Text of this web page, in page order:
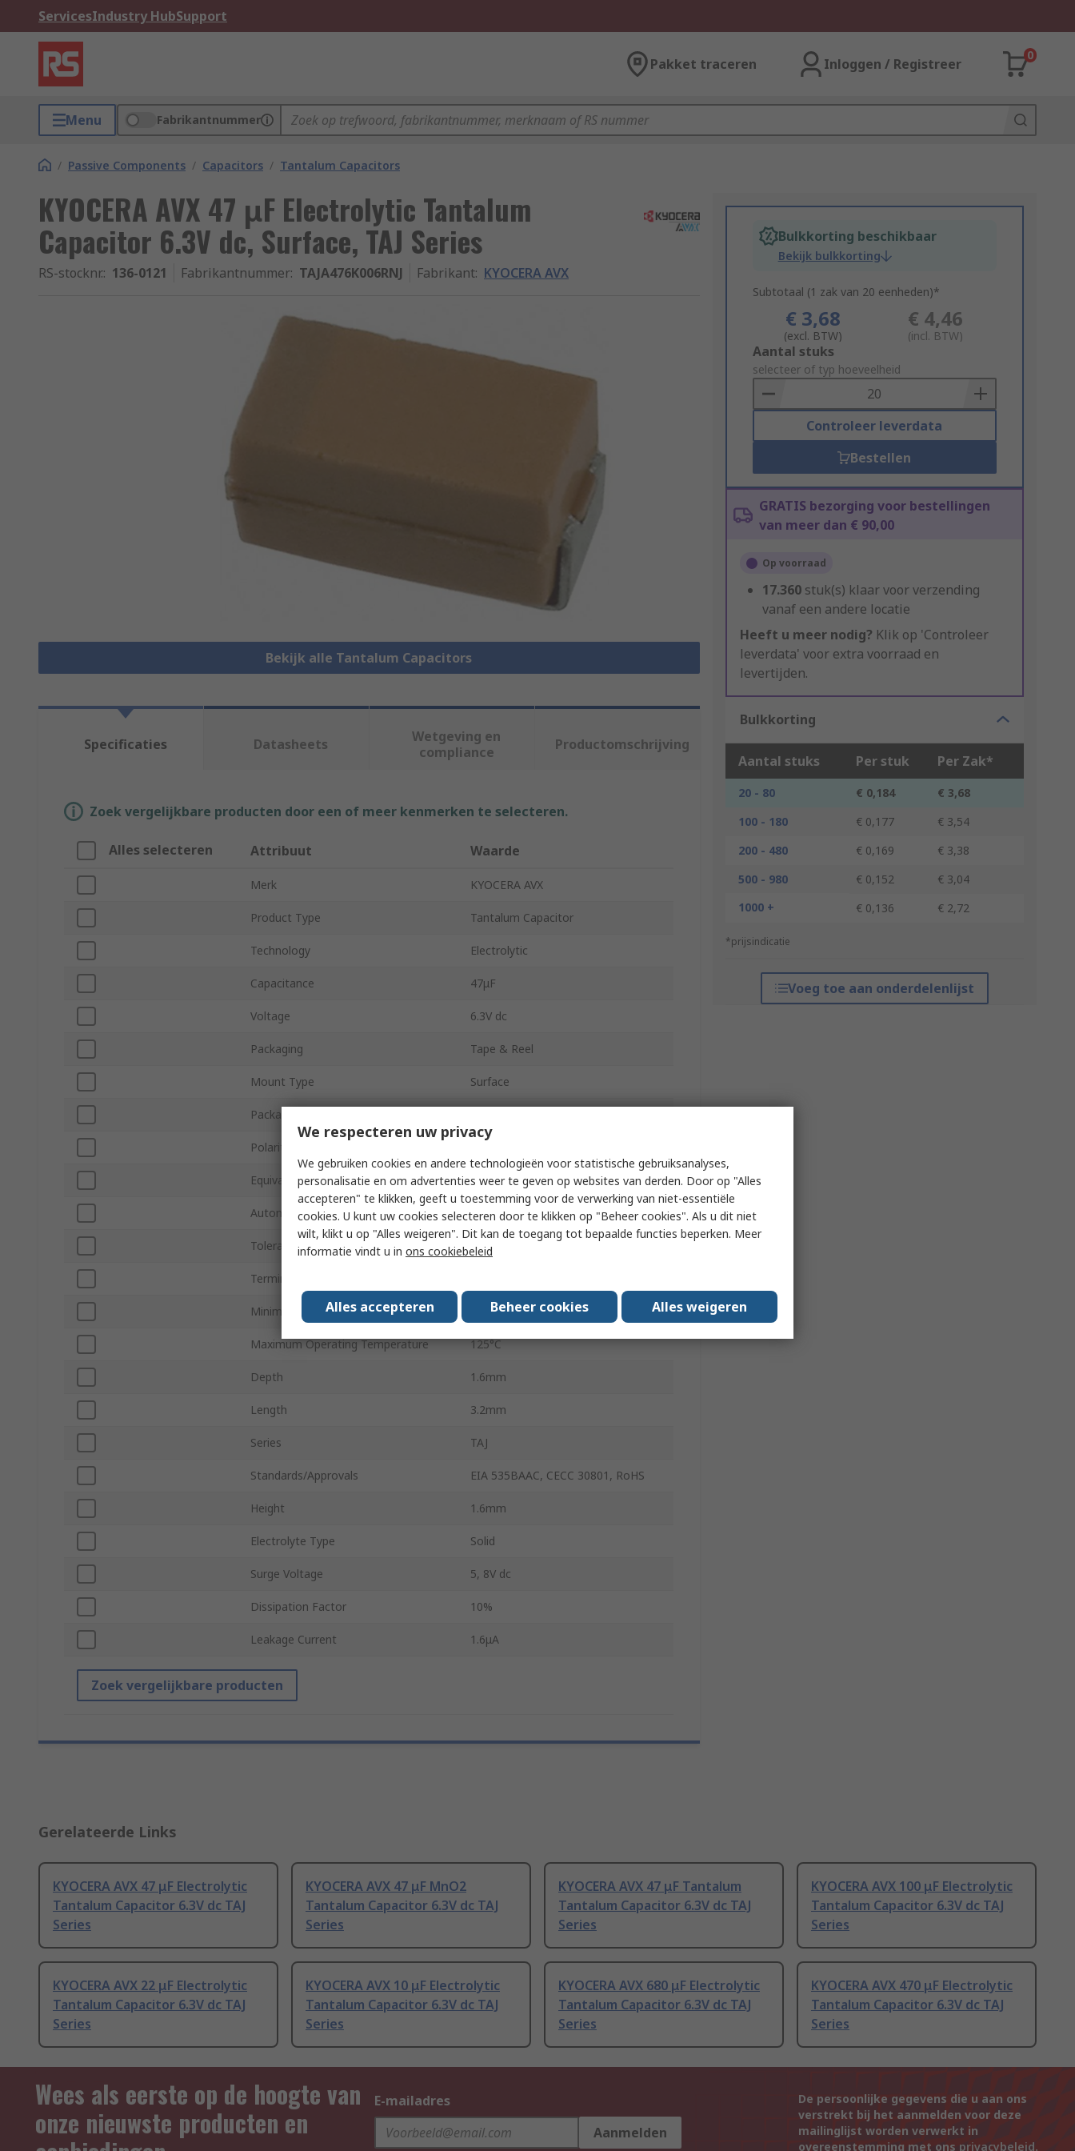
ServicesIndustry HubSupport
Pakket traceren Inloggen / Registreer
0
Menu Fabrikantnummer
/ Passive Components / Capacitors / Tantalum Capacitors
KYOCERA AVX 47 μF Electrolytic Tantalum
Capacitor 6.3V dc, Surface, TAJ Series
RS-stocknr.: 136-0121 Fabrikantnummer: TAJA476K006RNJ Fabrikant: KYOCERA AVX
Bekijk alle Tantalum Capacitors
Bulkkorting beschikbaar
Bekijk bulkkorting
Subtotaal (1 zak van 20 eenheden)*
€ 3,68
(excl. BTW)
€ 4,46
(incl. BTW)
Add
to
Basket
Aantal stuks
selecteer of typ hoeveelheid
Controleer leverdata
Bestellen
GRATIS bezorging voor bestellingen
van meer dan € 90,00
Op voorraad
17.360 stuk(s) klaar voor verzending
vanaf een andere locatie
Heeft u meer nodig? Klik op 'Controleer
leverdata' voor extra voorraad en
levertijden.
Bulkkorting
Aantal stuks Per stuk Per Zak*
20 - 80 € 0,184
€ 3,68
100 - 180
€ 0,177
€ 3,54
200 - 480
€ 0,169
€ 3,38
500 - 980
€ 0,152
€ 3,04
1000 +
€ 0,136 € 2,72
*prijsindicatie
Voeg toe aan onderdelenlijst
Specificaties Datasheets
Wetgeving en
compliance
Productomschrijving
Zoek vergelijkbare producten door een of meer kenmerken te selecteren.
Alles selecteren Attribuut Waarde
Merk KYOCERA AVX
Product Type Tantalum Capacitor
Technology Electrolytic
Capacitance 47μF
Voltage 6.3V dc
Packaging Tape & Reel
Mount Type Surface
Package/Case
Polarity
Equivalent Series Resistance ESR 2.8Ω
Automotive Standard AEC-Q200
Tolerance ± -10%
Terminal Type
Minimum Operating Temperature -55°C
Maximum Operating Temperature 125°C
Depth 1.6mm
Length 3.2mm
Series TAJ
Standards/Approvals EIA 535BAAC, CECC 30801, RoHS
Height 1.6mm
Electrolyte Type Solid
Surge Voltage 5, 8V dc
Dissipation Factor 10%
Leakage Current 1.6μA
Zoek vergelijkbare producten
Gerelateerde Links
KYOCERA AVX 47 μF Electrolytic
Tantalum Capacitor 6.3V dc TAJ
Series
KYOCERA AVX 47 μF MnO2
Tantalum Capacitor 6.3V dc TAJ
Series
KYOCERA AVX 47 μF Tantalum
Tantalum Capacitor 6.3V dc TAJ
Series
KYOCERA AVX 100 μF Electrolytic
Tantalum Capacitor 6.3V dc TAJ
Series
KYOCERA AVX 22 μF Electrolytic
Tantalum Capacitor 6.3V dc TAJ
Series
KYOCERA AVX 10 μF Electrolytic
Tantalum Capacitor 6.3V dc TAJ
Series
KYOCERA AVX 680 μF Electrolytic
Tantalum Capacitor 6.3V dc TAJ
Series
KYOCERA AVX 470 μF Electrolytic
Tantalum Capacitor 6.3V dc TAJ
Series
Wees als eerste op de hoogte van
onze nieuwste producten en
E-mailadres
Aanmelden
De persoonlijke gegevens die u aan ons
verstrekt bij het aanmelden voor deze
mailinglijst worden verwerkt in
overeenstemming met ons privacybeleid.
We respecteren uw privacy
We gebruiken cookies en andere technologieën voor statistische gebruiksanalyses,
personalisatie en om advertenties weer te geven op websites van derden. Door op "Alles
accepteren" te klikken, geeft u toestemming voor de verwerking van niet-essentiële
cookies. U kunt uw cookies selecteren door te klikken op "Beheer cookies". Als u dit niet
wilt, klikt u op "Alles weigeren". Dit kan de toegang tot bepaalde functies beperken. Meer
informatie vindt u in ons cookiebeleid
Alles accepteren Beheer cookies Alles weigeren